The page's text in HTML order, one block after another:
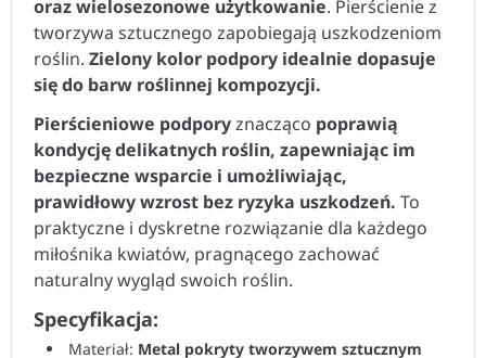
oraz wielosezonowe użytkowanie. Pierścienie z
tworzywa sztucznego zapobiegają uszkodzeniom
roślin. Zielony kolor podpory idealnie dopasuje
się do barw roślinnej kompozycji.
Pierścieniowe podporyznacząco poprawią
kondycję delikatnych roślin, zapewniając im
bezpieczne wsparcie i umożliwiając,
prawidłowy wzrost bez ryzyka uszkodzeń. To
praktyczne i dyskretne rozwiązanie dla każdego
miłośnika kwiatów, pragnącego zachować
naturalny wygląd swoich roślin.
Specyfikacja:
Materiał: Metal pokryty tworzywem sztucznym